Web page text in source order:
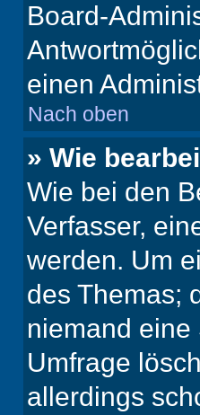
Board-
einen
Nach oben
» Wie
Wie bei den
Verfasser,
werden. Um
des Themas;
niemand
Umfrage
allerdings